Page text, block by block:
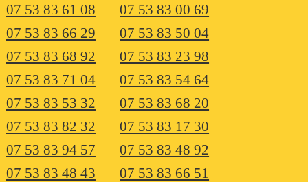
07 53 83 61 08
07 53 83 00 69
07 53 83 66 29
07 53 83 50 04
07 53 83 68 92
07 53 83 23 98
07 53 83 71 04
07 53 83 54 64
07 53 83 53 32
07 53 83 68 20
07 53 83 82 32
07 53 83 17 30
07 53 83 94 57
07 53 83 48 92
07 53 83 48 43
07 53 83 66 51